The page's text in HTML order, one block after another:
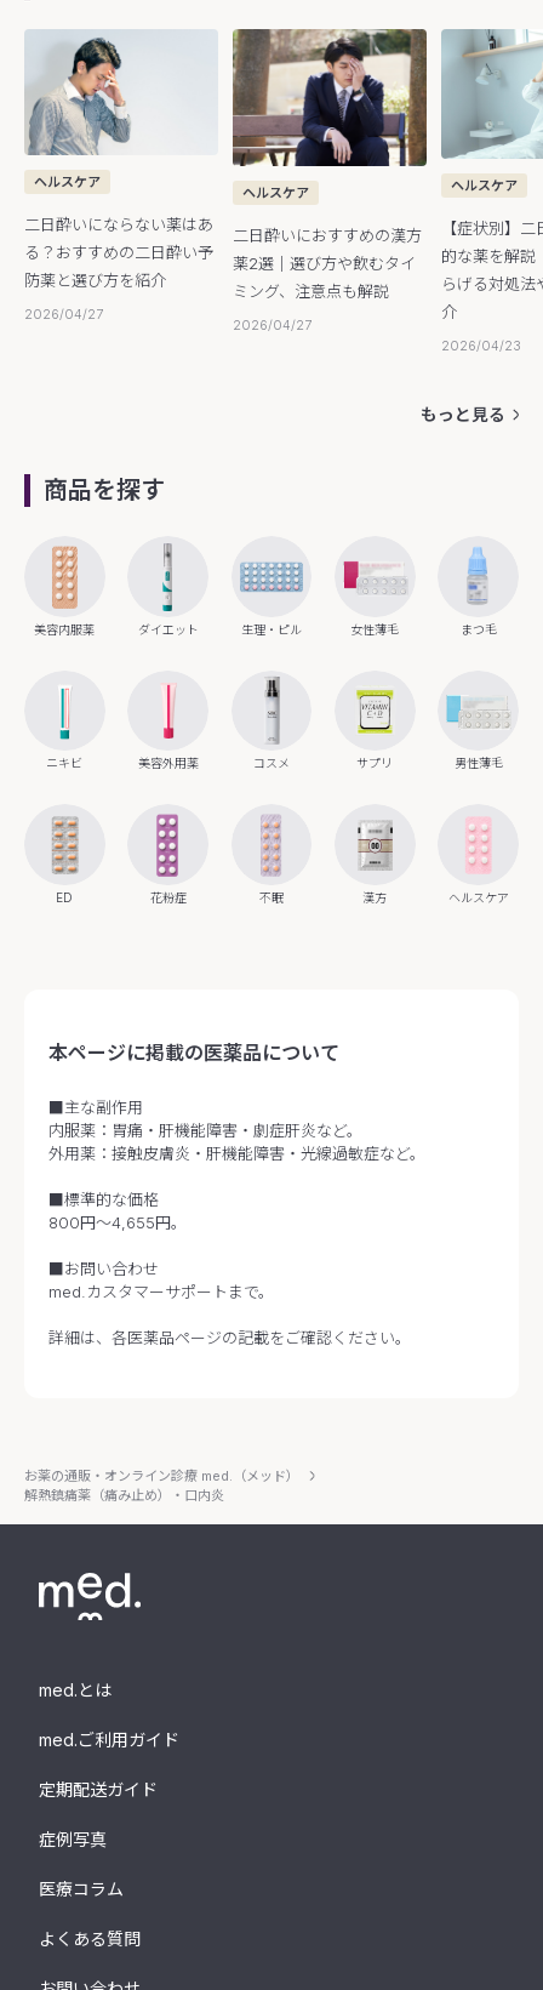
ヘルスケア
二日酔いにならない薬はあ
る？おすすめの二日酔い予
防薬と選び方を紹介
2026/04/27
ヘルスケア
二日酔いにおすすめの漢方
薬2選｜選び方や飲むタイ
ミング、注意点も解説
2026/04/27
ヘルスケア
【症状別】
的な薬を解説
らげる対処法
介
2026/04/23
もっと見る
商品を探す
美容内服薬 ダイエット 生理・ピル 女性薄毛 まつ毛
ニキビ 美容外用薬 コスメ サプリ 男性薄毛
ED 花粉症 不眠 漢方 ヘルスケア
本ページに掲載の医薬品について
■主な副作用
内服薬：胃痛・肝機能障害・劇症肝炎など。
外用薬：接触皮膚炎・肝機能障害・光線過敏症など。
■標準的な価格
800円～4,655円。
■お問い合わせ
med.カスタマーサポートまで。
詳細は、各医薬品ページの記載をご確認ください。
お薬の通販・オンライン診療 med.（メッド）
解熱鎮痛薬（痛み止め）・口内炎
med.とは
med.ご利用ガイド
定期配送ガイド
症例写真
医療コラム
よくある質問